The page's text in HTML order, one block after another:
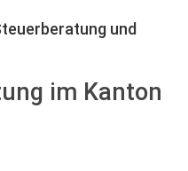
und
im Kanton